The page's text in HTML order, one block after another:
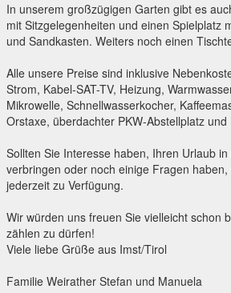
In unserem großzügigen Garten gibt es
mit Sitzgelegenheiten und einen Spielplatz
und Sandkasten. Weiters noch einen
Alle unsere Preise sind inklusive
Strom, Kabel-SAT-TV, Heizung,
Mikrowelle, Schnellwasserkocher,
Orstaxe, überdachter PKW-Abstellplatz und
Sollten Sie Interesse haben, Ihren Urlaub
verbringen oder noch einige Fragen
jederzeit zu Verfügung.
Wir würden uns freuen Sie vielleicht schon
zählen zu dürfen!
Viele liebe Grüße aus Imst/Tirol
Familie Weirather Stefan und Manuela